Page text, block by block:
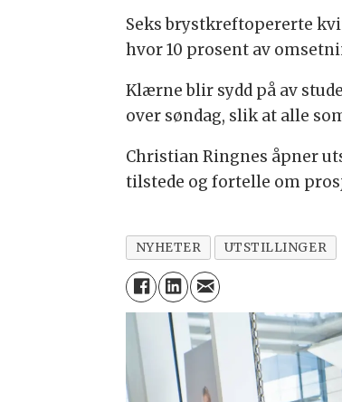
Seks brystkreftopererte
hvor 10 prosent av
Klærne blir sydd på av
over søndag, slik at alle
Christian Ringnes åpner
tilstede og fortelle om
NYHETER UTSTILLINGER